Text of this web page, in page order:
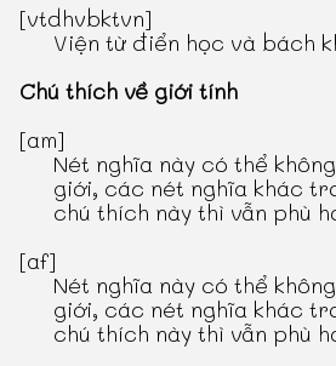
[vtdhvbktvn]
Viện từ điển học và bách
Chú thích về giới tính
[am]
Nét nghĩa này có thể
giới, các nét nghĩa khác
chú thích này thì vẫn phù
[af]
Nét nghĩa này có thể
giới, các nét nghĩa khác
chú thích này thì vẫn phù